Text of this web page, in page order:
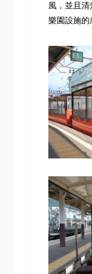
風，並且
樂園設施的